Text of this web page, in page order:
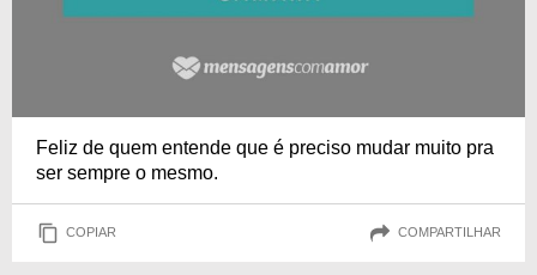
Feliz de quem entende que é preciso mudar muito pra
ser sempre o mesmo.
COPIAR COMPARTILHAR